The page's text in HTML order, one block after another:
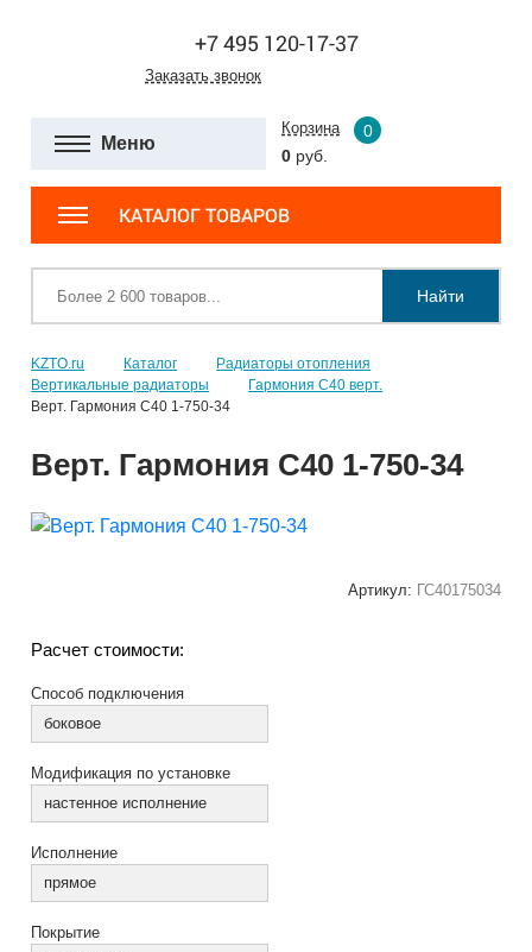
+7 495 120-17-37
Заказать звонок
Меню
Корзина
0
0 руб.
КАТАЛОГ ТОВАРОВ
Найти
KZTO.ru Каталог
Радиаторы отопления
Вертикальные радиаторы
Гармония С40 верт.
Верт. Гармония С40 1-750-34
Верт. Гармония С40 1-750-34
Артикул: ГС40175034
Расчет стоимости:
Способ подключения
боковое
Модификация по установке
настенное исполнение
Исполнение
прямое
Покрытие